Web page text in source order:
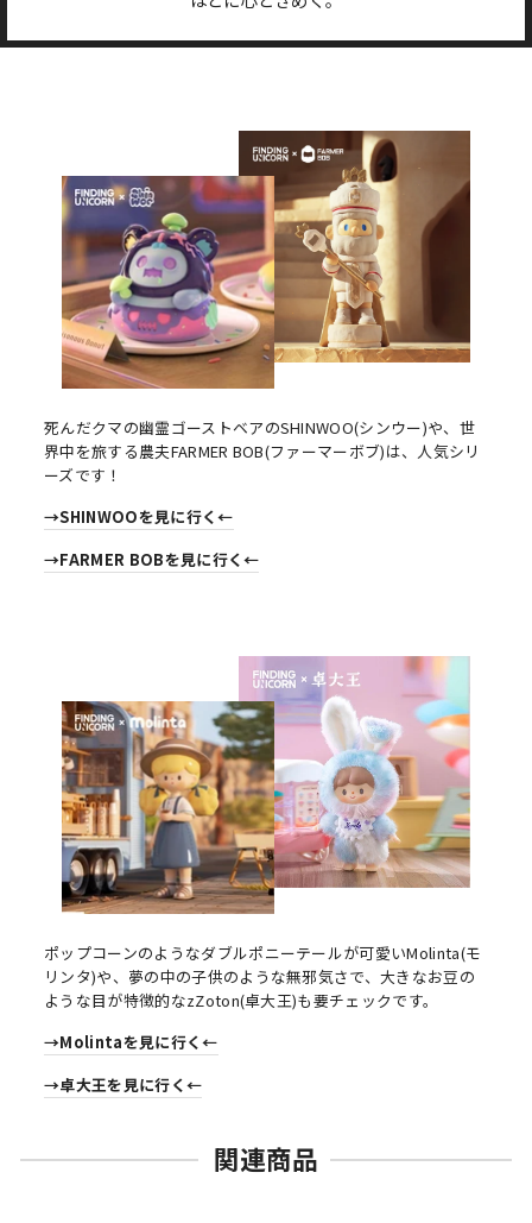
死んだクマの幽霊ゴーストベアのSHINWOO(シンウー)や、世
界中を旅する農夫FARMER BOB(ファーマーボブ)は、人気シリ
ーズです！
→SHINWOOを見に行く←
→FARMER BOBを見に行く←
ポップコーンのようなダブルポニーテールが可愛いMolinta(モ
リンタ)や、夢の中の子供のような無邪気さで、大きなお豆の
ような目が特徴的なzZoton(卓大王)も要チェックです。
→Molintaを見に行く←
→卓大王を見に行く←
関連商品